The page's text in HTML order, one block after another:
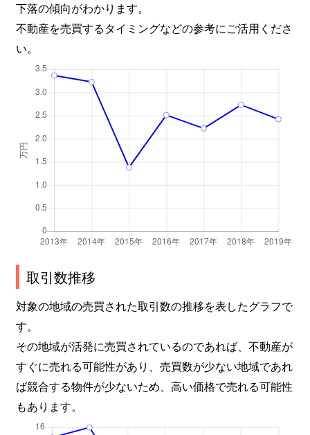
下落の傾向がわかります。
不動産を売買するタイミングなどの参考にご活用くださ
い。
取引数推移
対象の地域の売買された取引数の推移を表したグラフで
す。
その地域が活発に売買されているのであれば、不動産が
すぐに売れる可能性があり、売買数が少ない地域であれ
ば競合する物件が少ないため、高い価格で売れる可能性
もあります。